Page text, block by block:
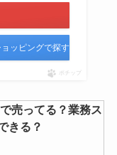
ッピングで探す
ポチップ
売ってる？業務ス
きる？